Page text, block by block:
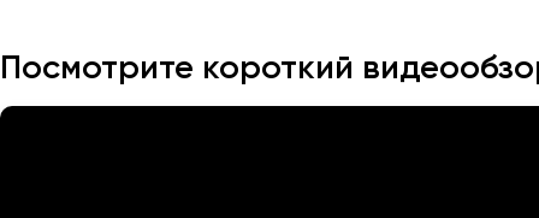
Посмотрите короткий
Москва Санкт-